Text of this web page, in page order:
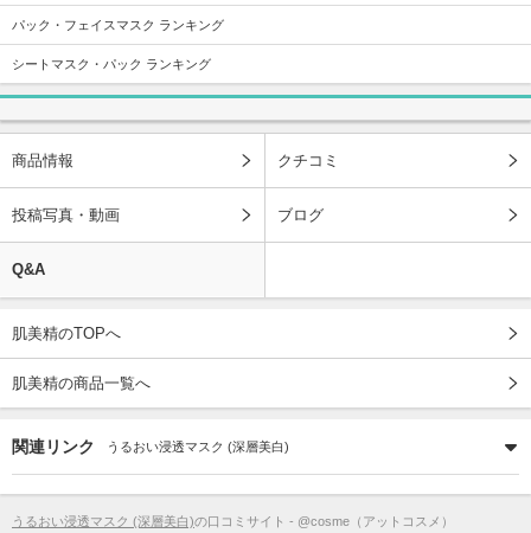
パック・フェイスマスク ランキング
シートマスク・パック ランキング
商品情報 クチコミ
投稿写真・動画 ブログ
Q&A
肌美精のTOPへ
肌美精の商品一覧へ
関連リンク うるおい浸透マスク (深層美白)
うるおい浸透マスク (深層美白)の口コミサイト - @cosme（アットコスメ）